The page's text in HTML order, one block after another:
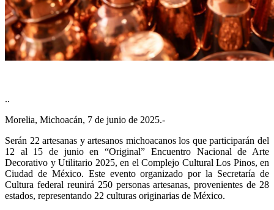
..
Morelia, Michoacán, 7 de junio de 2025.-
Serán 22 artesanas y artesanos michoacanos los que participarán del
12 al 15 de junio en “Original” Encuentro Nacional de Arte
Decorativo y Utilitario 2025, en el Complejo Cultural Los Pinos, en
Ciudad de México. Este evento organizado por la Secretaría de
Cultura federal reunirá 250 personas artesanas, provenientes de 28
estados, representando 22 culturas originarias de México.